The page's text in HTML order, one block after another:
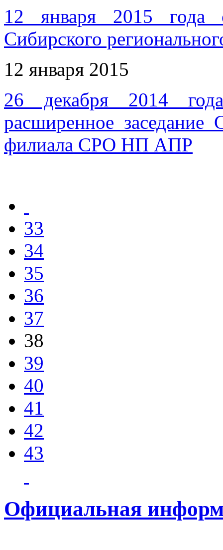
12 января 2015 года
Сибирского
12 января 2015
26 декабря 2014
расширенное заседание
филиала СРО НП АПР
33
34
35
36
37
38
39
40
41
42
43
Официальная